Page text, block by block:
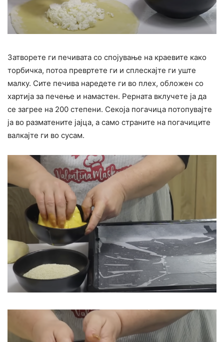
Затворете ги печивата со спојување на краевите како
торбичка, потоа превртете ги и сплескајте ги уште
малку. Сите печива наредете ги во плех, обложен со
хартија за печење и намастен. Рерната вклучете ја да
се загрее на 200 степени. Секоја погачица потопувајте
ја во разматените јајца, а само страните на погачиците
валкајте ги во сусам.